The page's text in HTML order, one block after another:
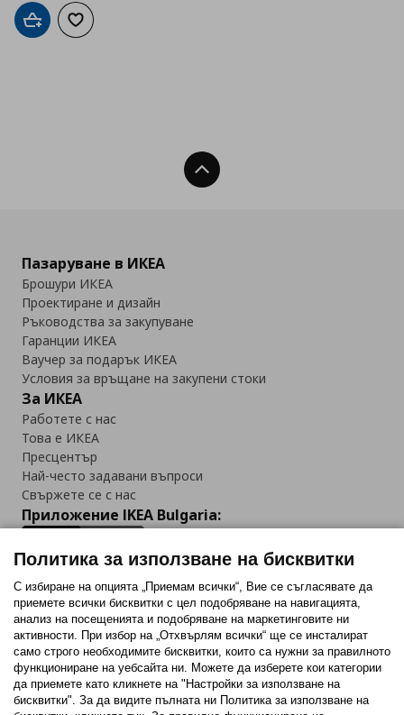
Добави в кошницата
Добави към списъка с любими
Нагоре
Пазаруване в ИКЕА
Брошури ИКЕА
Проектиране и дизайн
Ръководства за закупуване
Гаранции ИКЕА
Ваучер за подарък ИКЕА
Условия за връщане на закупени стоки
За ИКЕА
Работете с нас
Това е ИКЕА
Пресцентър
Най-често задавани въпроси
Свържете се с нас
Приложение IKEA Bulgaria:
Последвайте ни:
FacebookTwitterYoutubePinterestInstagram
Политика за използване на бисквитки
С избиране на опцията „Приемам всички“, Вие се съгласявате да
приемете всички бисквитки с цел подобряване на навигацията,
анализ на посещенията и подобряване на маркетинговите ни
активности. При избор на „Отхвърлям всички“ ще се инсталират
само строго необходимитe бисквитки, които са нужни за правилното
функциониране на уебсайта ни. Можете да изберете кои категории
да приемете като кликнете на "Настройки за използване на
бисквитки". За да видите пълната ни Политика за използване на